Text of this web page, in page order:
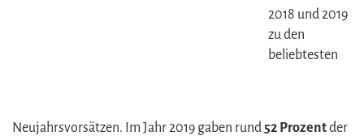
2018 und 2019
zu den
beliebtesten
Neujahrsvorsätzen. Im Jahr 2019 gaben rund 52 Prozentder